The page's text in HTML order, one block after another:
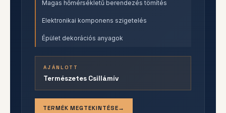
Magas hőmérsékletű berendezés tömítés
Elektronikai komponens szigetelés
Épület dekorációs anyagok
AJÁNLOTT
Természetes Csillámív
TERMÉK MEGTEKINTÉSE